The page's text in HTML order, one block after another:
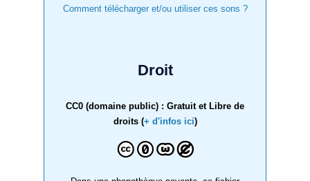
Comment télécharger et/ou utiliser ces sons ?
Droit
CC0 (domaine public) : Gratuit et Libre de
droits (+ d'infos ici)